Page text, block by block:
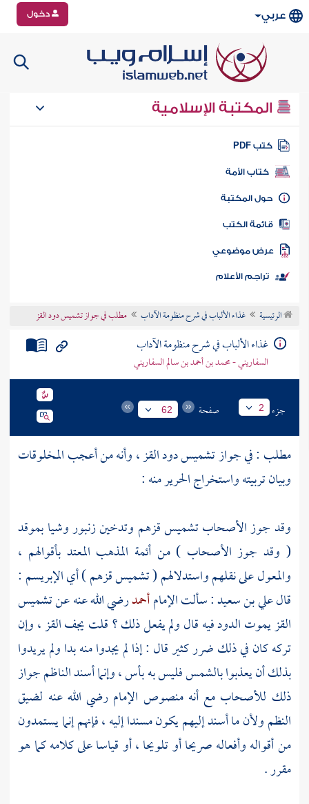
عربي دخول
المكتبة الإسلامية
كتب PDF
كتاب الأمة
المكتبة
الكتب
موضوعي
تراجم الأعلام
الرئيسية غذاء الألباب في شرح منظومة الآداب مطلب في جواز تشميس دود القز
غذاء الألباب في شرح منظومة الآداب
السفاريني - محمد بن أحمد بن سالم السفاريني
جزء 2 صفحة 62
مطلب : في جواز تشميس دود القز ، وأنه من أعجب المخلوقات
وبيان تربيته واستخراج الحرير منه :
وقد جوز الأصحاب تشميس قزهم وتدخين زنبور وشيا بموقد
( وقد جوز الأصحاب ) من أئمة المذهب المعتد بأقوالهم ،
والمعول على نقلهم واستدلالهم ( تشميس قزهم ) أي الإبريسم :
قالعلي بن سعيد: سألت الإمامأحمدرضي الله عنه عن تشميس
القز يموت الدود فيه قال ولم يفعل ذلك ؟ قلت يجف القز ، وإن
تركه كان في ذلك ضرر كثير قال : إذا لم يجدوا منه بدا ولم يريدوا
بذلك أن يعذبوا بالشمس فليس به بأس ، وإنما أسندالناظمجواز
ذلك للأصحاب مع أنه منصوص الإمام رضي الله عنه لضيق
النظم ولأن ما أسند إليهم يكون مسندا إليه ، فإنهم إنما يستمدون
من أقواله وأفعاله صريحا أو تلويحا ، أو قياسا على كلامه كما هو
مقرر .